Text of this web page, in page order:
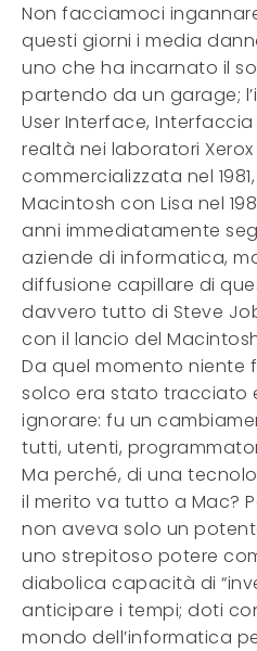
Non facciamoci
questi giorni i media
uno che ha incarnato il
partendo da un garage;
User Interface,
realtà nei laboratori
commercializzata nel
Macintosh con Lisa nel
anni immediatamente
aziende di informatica,
diffusione capillare di
davvero tutto di Steve
con il lancio del Macintosh
Da quel momento niente
solco era stato tracciato
ignorare: fu un
tutti, utenti,
Ma perché, di una
il merito va tutto a Mac?
non aveva solo un
uno strepitoso potere
diabolica capacità di
anticipare i tempi; doti
mondo dell’informatica